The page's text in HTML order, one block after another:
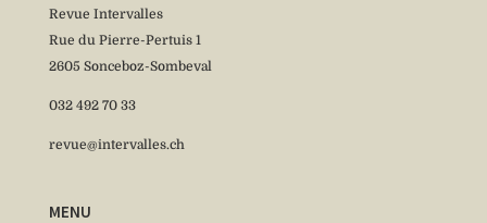
Revue Intervalles
Rue du Pierre-Pertuis 1
2605 Sonceboz-Sombeval
032 492 70 33
revue@intervalles.ch
MENU